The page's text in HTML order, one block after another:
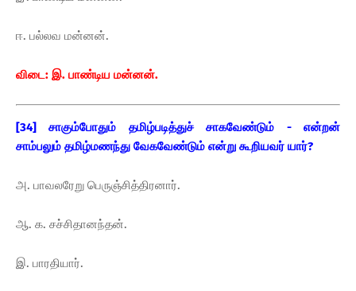
ஈ. பல்லவ மன்னன்.
விடை: இ. பாண்டிய மன்னன்.
[34] சாகும்போதும் தமிழ்படித்துச் சாகவேண்டும் - என்றன்
சாம்பலும் தமிழ்மணந்து வேகவேண்டும் என்று கூறியவர் யார்?
அ. பாவலரேறு பெருஞ்சித்திரனார்.
ஆ. க. சச்சிதானந்தன்.
இ. பாரதியார்.